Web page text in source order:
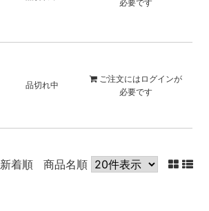
必要です
品切れ中
ご注文には ログインが
必要です
新着順 商品名順